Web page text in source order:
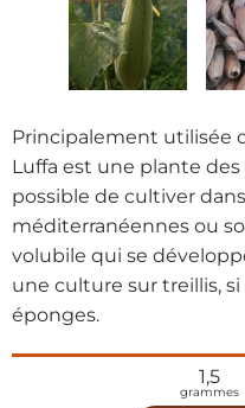
Principalement utilisée
Luffa est une plante
possible de cultiver
méditerranéennes ou
volubile qui se
une culture sur treillis,
éponges.
1,5
grammes